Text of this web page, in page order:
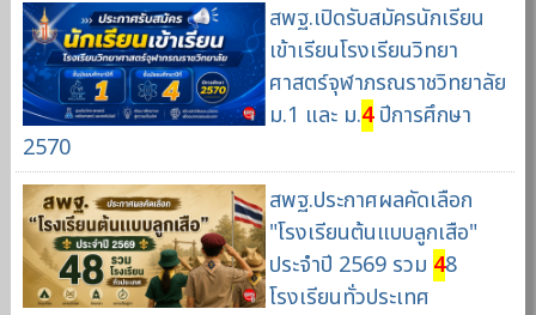
สพฐ.เปิดรับสมัครนักเรียน
เข้าเรียนโรงเรียนวิทยา
ศาสตร์จุฬาภรณราชวิทยาลัย
ม.1 และ ม.4ปีการศึกษา
2570
สพฐ.ประกาศผลคัดเลือก
"โรงเรียนต้นแบบลูกเสือ"
ประจำปี 2569 รวม 48
โรงเรียนทั่วประเทศ